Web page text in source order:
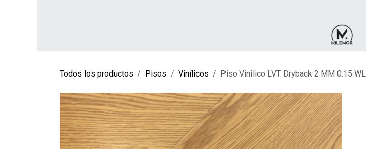
Todos los productos Pisos Vinílicos Piso Vinilico LVT Dryback 2 MM 0.15